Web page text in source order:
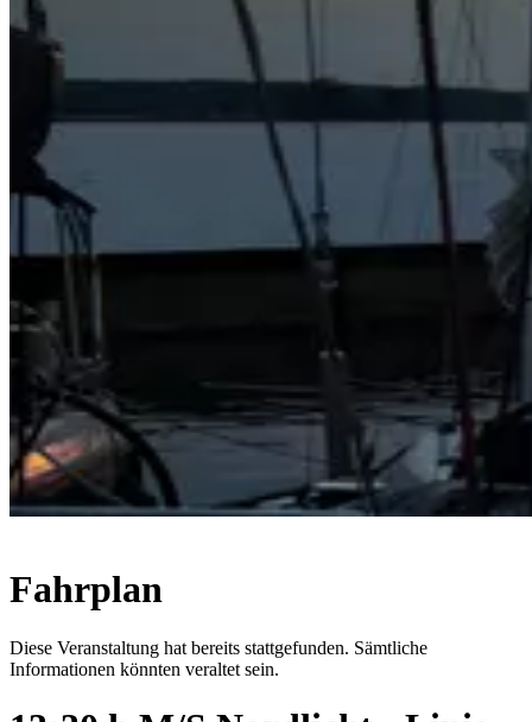
Fahrplan
Diese Veranstaltung hat bereits stattgefunden. Sämtliche
Informationen könnten veraltet sein.